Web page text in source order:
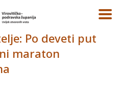
Po deveti put
maraton